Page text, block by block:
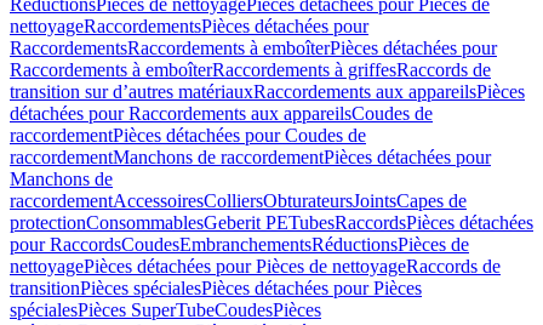
RéductionsPièces de nettoyagePièces détachées pour Pièces de
nettoyageRaccordementsPièces détachées pour
RaccordementsRaccordements à emboîterPièces détachées pour
Raccordements à emboîterRaccordements à griffesRaccords de
transition sur d’autres matériauxRaccordements aux appareilsPièces
détachées pour Raccordements aux appareilsCoudes de
raccordementPièces détachées pour Coudes de
raccordementManchons de raccordementPièces détachées pour
Manchons de
raccordementAccessoiresColliersObturateursJointsCapes de
protectionConsommablesGeberit PETubesRaccordsPièces détachées
pour RaccordsCoudesEmbranchementsRéductionsPièces de
nettoyagePièces détachées pour Pièces de nettoyageRaccords de
transitionPièces spécialesPièces détachées pour Pièces
spécialesPièces SuperTubeCoudesPièces